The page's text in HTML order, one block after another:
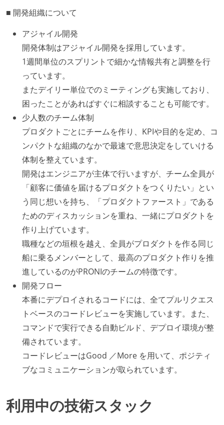
■ 開発組織について
アジャイル開発
開発体制はアジャイル開発を採用しています。
1週間単位のスプリントで細かな情報共有と調整を行
っています。
またデイリー単位でのミーティングも実施しており、
困ったことがあればすぐに相談することも可能です。
少人数のチーム体制
プロダクトごとにチームを作り、KPIや目的を定め、コ
ンパクトな組織のなかで最速で意思決定をしていける
体制を整えています。
開発はエンジニアが主体で行いますが、チーム全員が
「顧客に価値を届けるプロダクトをつくりたい」とい
う同じ想いを持ち、「プロダクトファースト」である
ためのディスカッションを重ね、一緒にプロダクトを
作り上げています。
職種などの垣根を越え、全員がプロダクトを作る同じ
船に乗るメンバーとして、最高のプロダクト作りを推
進しているのがPRONIのチームの特徴です。
開発フロー
本番にデプロイされるコードには、全てプルリクエス
トベースのコードレビューを実施しています。また、
コマンドで実行できる自動ビルド、デプロイ環境が整
備されています。
コードレビューはGood ／More を用いて、ポジティ
ブなコミュニケーションが取られています。
利用中の技術スタック